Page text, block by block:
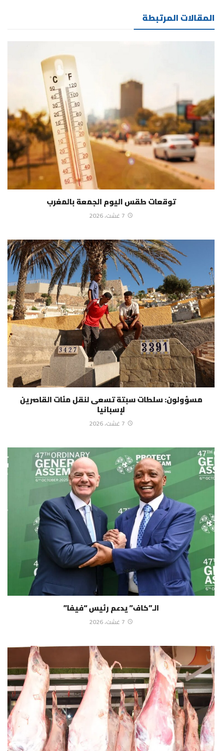
المقالات المرتبطة
توقعات طقس اليوم الجمعة بالمغرب
7 غشت، 2026
مسؤولون: سلطات سبتة تسعى لنقل مئات القاصرين
لإسبانيا
7 غشت، 2026
الـ”كاف” يدعم رئيس “فيفا”
7 غشت، 2026